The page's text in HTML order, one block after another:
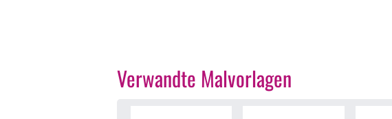
Verwandte Malvorlagen